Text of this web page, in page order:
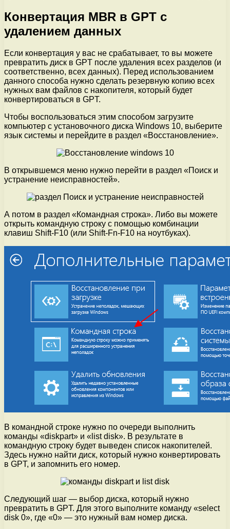
Конвертация MBR в GPT с
удалением данных
Если конвертация у вас не срабатывает, то вы можете
превратить диск в GPT после удаления всех разделов (и
соответственно, всех данных). Перед использованием
данного способа нужно сделать резервную копию всех
нужных вам файлов с накопителя, который будет
конвертироваться в GPT.
Чтобы воспользоваться этим способом загрузите
компьютер с установочного диска Windows 10, выберите
язык системы и перейдите в раздел «Восстановление».
В открывшемся меню нужно перейти в раздел «Поиск и
устранение неисправностей».
А потом в раздел «Командная строка». Либо вы можете
открыть командную строку с помощью комбинации
клавиш Shift-F10 (или Shift-Fn-F10 на ноутбуках).
В командной строке нужно по очереди выполнить
команды «diskpart» и «list disk». В результате в
командную строку будет выведен список накопителей.
Здесь нужно найти диск, который нужно конвертировать
в GPT, и запомнить его номер.
Следующий шаг — выбор диска, который нужно
превратить в GPT. Для этого выполните команду «select
disk 0», где «0» — это нужный вам номер диска.